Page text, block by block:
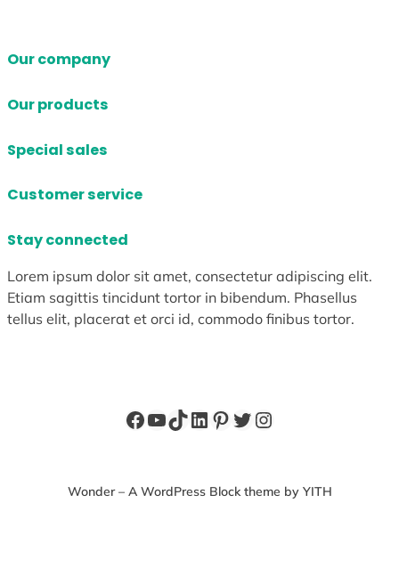
Our company
Our products
Special sales
Customer service
Stay connected
Lorem ipsum dolor sit amet, consectetur adipiscing elit.
Etiam sagittis tincidunt tortor in bibendum. Phasellus
tellus elit, placerat et orci id, commodo finibus tortor.
Facebook
YouTube
TikTok
LinkedIn
Pinterest
X Instagram
Wonder – A WordPress Block theme by YITH